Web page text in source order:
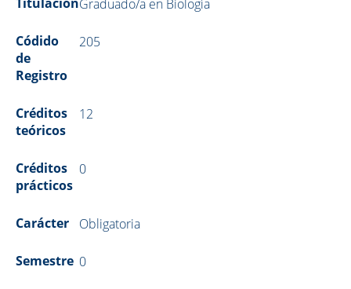
Graduado/a en Biología
Códido
de
Registro
205
Créditos
teóricos
12
Créditos
prácticos
0
Carácter Obligatoria
Semestre 0